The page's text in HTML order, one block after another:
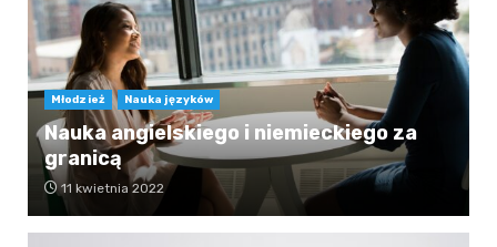
Młodzież Nauka języków
Nauka angielskiego i niemieckiego za
granicą
11 kwietnia 2022